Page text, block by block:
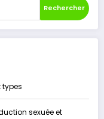
Rechercher
types
sexuée et